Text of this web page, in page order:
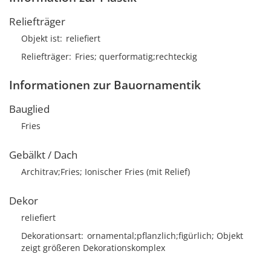
Reliefträger
Objekt ist reliefiert
Reliefträger Fries; querformatig;rechteckig
Informationen zur Bauornamentik
Bauglied
Fries
Gebälkt / Dach
Architrav;Fries; Ionischer Fries (mit Relief)
Dekor
reliefiert
Dekorationsart ornamental;pflanzlich;figürlich; Objekt
zeigt größeren Dekorationskomplex